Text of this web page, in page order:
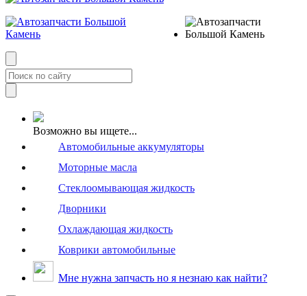
Возможно вы ищете...
Автомобильные аккумуляторы
Моторные масла
Стеклоомывающая жидкость
Дворники
Охлаждающая жидкость
Коврики автомобильные
Мне нужна запчасть но я незнаю как найти?